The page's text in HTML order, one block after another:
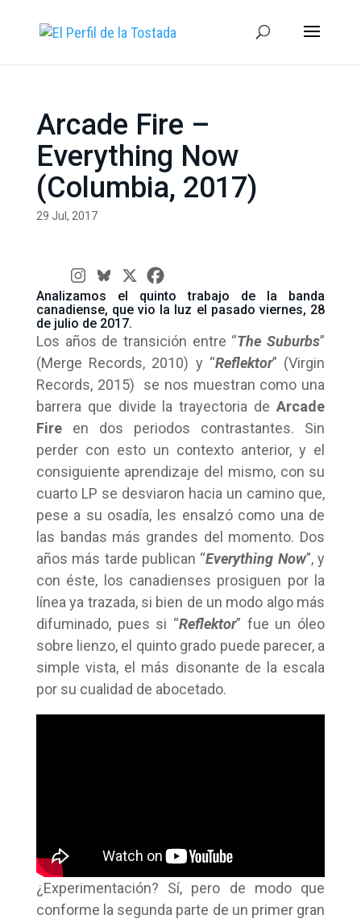
Arcade Fire –
Everything Now
(Columbia, 2017)
29 Jul, 2017
Analizamos el quinto trabajo de la banda
canadiense, que vio la luz el pasado viernes, 28
de julio de 2017.
Los años de transición entre “The Suburbs”
(Merge Records, 2010) y “Reflektor” (Virgin
Records, 2015) se nos muestran como una
barrera que divide la trayectoria deArcade
Fireen dos periodos contrastantes. Sin
perder con esto un contexto anterior, y el
consiguiente aprendizaje del mismo, con su
cuarto LP se desviaron hacia un camino que,
pese a su osadía, les ensalzó como una de
las bandas más grandes del momento. Dos
años más tarde publican “Everything Now”, y
con éste, los canadienses prosiguen por la
línea ya trazada, si bien de un modo algo más
difuminado, pues si “Reflektor” fue un óleo
sobre lienzo, el quinto grado puede parecer, a
simple vista, el más disonante de la escala
por su cualidad de abocetado.
¿Experimentación? Sí, pero de modo que
conforme la segunda parte de un primer gran